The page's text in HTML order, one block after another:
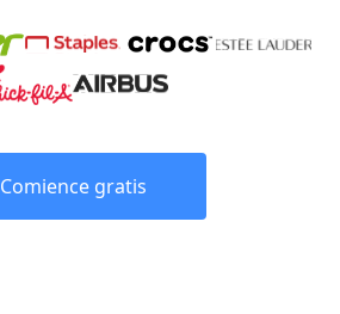
Comience gratis